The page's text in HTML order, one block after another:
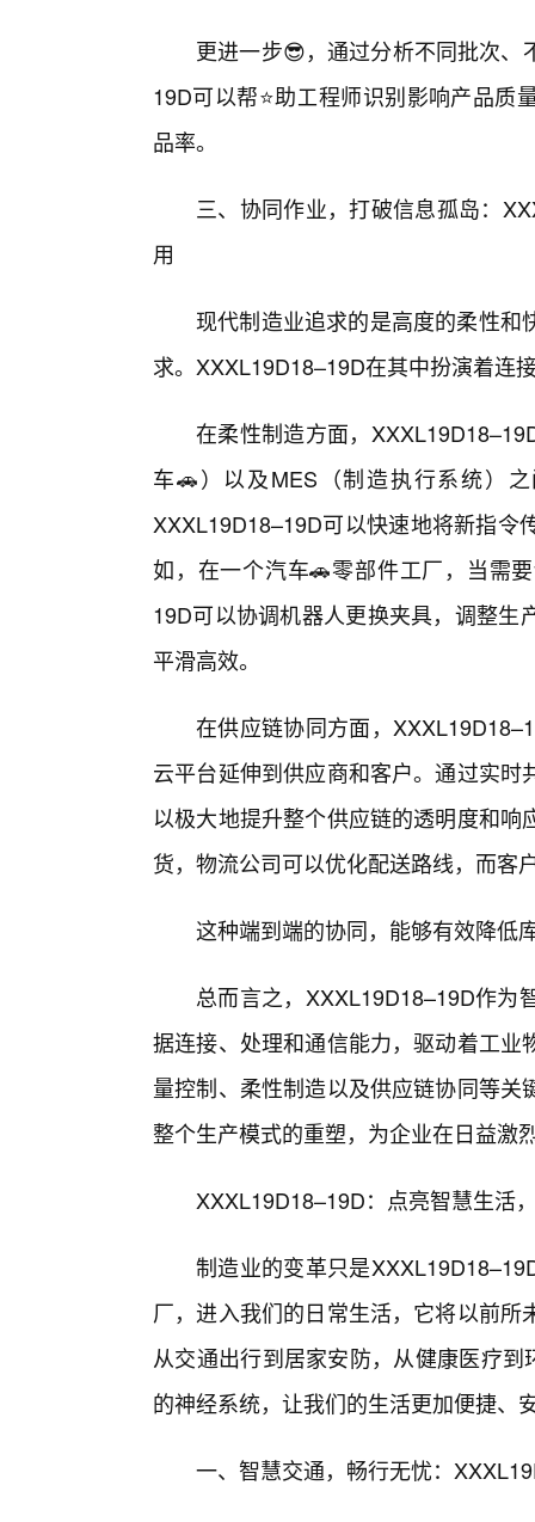
更进一步😎，通过分析不同批次
19D可以帮⭐助工程师识别影响产品质
品率。
三、协同作业，打破信息孤岛：
用
现代制造业追求的是高度的柔性和
求。XXXL19D18–19D在其中扮演着连
在柔性制造方面，
车🚗）以及MES（制造执行系统）
XXXL19D18–19D可以快速地将新指
如，在一个汽车🚗零部件工厂，当需
19D可以协调机器人更换夹具，调整生
平滑高效。
在供应链协同方面，
云平台延伸到供应商和客户。通过实
以极大地提升整个供应链的透明度和
货，物流公司可以优化配送路线，而客
这种端到端的协同，能够有效降低
总而言之，XXXL19D18–19D作为
据连接、处理和通信能力，驱动着工
量控制、柔性制造以及供应链协同等
整个生产模式的重塑，为企业在日益激
XXXL19D18–19D：点亮智慧生活
制造业的变革只是
厂，进入我们的日常生活，它将以前
从交通出行到居家安防，从健康医疗
的神经系统，让我们的生活更加便捷、
一、智慧交通，畅行无忧：